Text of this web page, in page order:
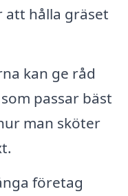
att hålla gräset
kan ge råd
passar bäst
man sköter
företag